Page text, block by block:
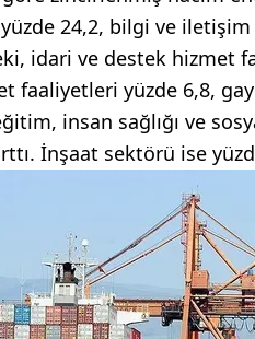
24,2, bilgi ve
idari ve destek hizmet
faaliyetleri yüzde 6,8,
insan sağlığı ve
İnşaat sektörü ise